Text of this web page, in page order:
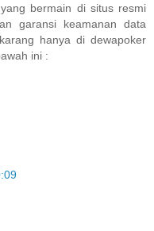
bermain di situs resmi
garansi keamanan data
hanya di dewapoker
ini :